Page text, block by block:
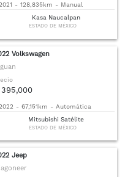
- 128,835km - Manual
Kasa Naucalpan
ESTADO DE MÉXICO
Volkswagen
- 67,151km - Automática
Mitsubishi Satélite
ESTADO DE MÉXICO
Jeep